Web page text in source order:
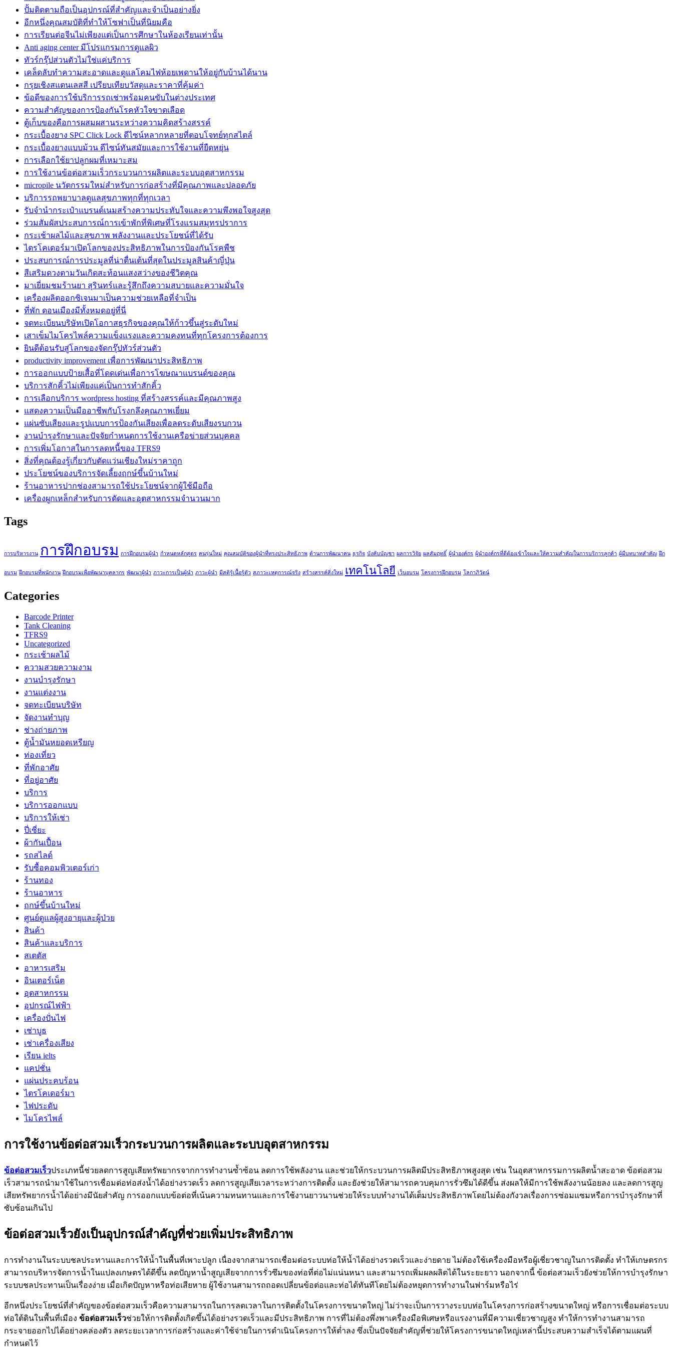
ปั้มติดตามถือเป็นอุปกรณ์ที่สำคัญและจำเป็นอย่างยิ่ง
อีกหนึ่งคุณสมบัติที่ทำให้โซฟาเป็นที่นิยมคือ
การเรียนต่อจีนไม่เพียงแต่เป็นการศึกษาในห้องเรียนเท่านั้น
Anti aging center มีโปรแกรมการดูแลผิว
ทัวร์กรุ๊ปส่วนตัวไม่ใช่แค่บริการ
เคล็ดลับทำความสะอาดและดูแลโคมไฟห้อยเพดานให้อยู่กับบ้านได้นาน
กรุยเชิงสแตนเลสสี เปรียบเทียบวัสดุและราคาที่คุ้มค่า
ข้อดีของการใช้บริการรถเช่าพร้อมคนขับในต่างประเทศ
ความสำคัญของการป้องกันโรคหัวใจขาดเลือด
ตู้เก็บของคือการผสมผสานระหว่างความคิดสร้างสรรค์
กระเบื้องยาง SPC Click Lock ดีไซน์หลากหลายที่ตอบโจทย์ทุกสไตล์
กระเบื้องยางแบบม้วน ดีไซน์ทันสมัยและการใช้งานที่ยืดหยุ่น
การเลือกใช้ยาปลูกผมที่เหมาะสม
การใช้งานข้อต่อสวมเร็วกระบวนการผลิตและระบบอุตสาหกรรม
micropile นวัตกรรมใหม่สำหรับการก่อสร้างที่มีคุณภาพและปลอดภัย
บริการรถพยาบาลดูแลสุขภาพทุกที่ทุกเวลา
รับจำนำกระเป๋าแบรนด์เนมสร้างความประทับใจและความพึงพอใจสูงสุด
ร่วมสัมผัสประสบการณ์การเข้าพักที่พิเศษที่โรงแรมสมุทรปราการ
กระเช้าผลไม้และสุขภาพ พลังงานและประโยชน์ที่ได้รับ
ไตรโคเดอร์มาเปิดโลกของประสิทธิภาพในการป้องกันโรคพืช
ประสบการณ์การประมูลที่น่าตื่นเต้นที่สุดในประมูลสินค้าญี่ปุ่น
สีเสริมดวงตามวันเกิดสะท้อนแสงสว่างของชีวิตคุณ
มาเยี่ยมชมร้านยา สุรินทร์และรู้สึกถึงความสบายและความมั่นใจ
เครื่องผลิตออกซิเจนมาเป็นความช่วยเหลือที่จำเป็น
ที่พัก ดอนเมืองมีทั้งหมดอยู่ที่นี่
จดทะเบียนบริษัทเปิดโอกาสธุรกิจของคุณให้ก้าวขึ้นสู่ระดับใหม่
เสาเข็มไมโครไพล์ความแข็งแรงและความคงทนที่ทุกโครงการต้องการ
ยินดีต้อนรับสู่โลกของจัดกรุ๊ปทัวร์ส่วนตัว
productivity improvement เพื่อการพัฒนาประสิทธิภาพ
การออกแบบป้ายเสื้อที่โดดเด่นเพื่อการโฆษณาแบรนด์ของคุณ
บริการสักคิ้วไม่เพียงแค่เป็นการทำสักคิ้ว
การเลือกบริการ wordpress hosting ที่สร้างสรรค์และมีคุณภาพสูง
แสดงความเป็นมืออาชีพกับโรงกลึงคุณภาพเยี่ยม
แผ่นซับเสียงและรูปแบบการป้องกันเสียงเพื่อลดระดับเสียงรบกวน
งานบำรุงรักษาและปัจจัยกำหนดการใช้งานเครือข่ายส่วนบุคคล
การเพิ่มโอกาสในการลดหนี้ของ TFRS9
สิ่งที่คุณต้องรู้เกี่ยวกับตัดแว่นเชียงใหม่ราคาถูก
ประโยชน์ของบริการจัดเลี้ยงฤกษ์ขึ้นบ้านใหม่
ร้านอาหารปากช่องสามารถใช้ประโยชน์จากผู้ใช้มือถือ
เครื่องผูกเหล็กสำหรับการดัดและอุตสาหกรรมจำนวนมาก
Tags
การบริหารงาน การฝึกอบรม การฝึกอบรมผู้นำ กำหนดหลักสูตร คนรุ่นใหม่ คุณสมบัติของผู้นำที่ทรงประสิทธิภาพ ด้านการพัฒนาคน ธุรกิจ บังคับบัญชา ผลการวิจัย ผลสัมฤทธิ์ ผู้นำองค์กร ผู้นำองค์กรที่ดีต้องเข้าใจและให้ความสำคัญในการบริการลูกค้า ผู้มีบทบาทสำคัญ ฝึก
อบรม ฝึกอบรมที่พนักงาน ฝึกอบรมเพื่อพัฒนาบุคลากร พัฒนาผู้นำ ภาวะการเป็นผู้นำ ภาวะผู้นำ มีสติรู้เนื้อรู้ตัว สภาวะเหตุการณ์จริง สร้างสรรค์สิ่งใหม่ เทคโนโลยี เว็บอบรม โครงการฝึกอบรม โลกาภิวัตน์
Categories
Barcode Printer
Tank Cleaning
TFRS9
Uncategorized
กระเช้าผลไม้
ความสวยความงาม
งานบำรุงรักษา
งานแต่งงาน
จดทะเบียนบริษัท
จัดงานทำบุญ
ช่างถ่ายภาพ
ตู้น้ำมันหยอดเหรียญ
ท่องเที่ยว
ที่พักอาศัย
ที่อยู่อาศัย
บริการ
บริการออกแบบ
บริการให้เช่า
ปี่เซี่ยะ
ผ้ากันเปื้อน
รถสไลด์
รับซื้อคอมพิวเตอร์เก่า
ร้านทอง
ร้านอาหาร
ฤกษ์ขึ้นบ้านใหม่
ศูนย์ดูแลผู้สูงอายุและผู้ป่วย
สินค้า
สินค้าและบริการ
สเตตัส
อาหารเสริม
อินเตอร์เน็ต
อุตสาหกรรม
อุปกรณ์ไฟฟ้า
เครื่องปั่นไฟ
เช่าบูธ
เช่าเครื่องเสียง
เรียน ielts
แคปชั่น
แผ่นประคบร้อน
ไตรโคเดอร์มา
ไฟประดับ
ไมโครไพล์
การใช้งานข้อต่อสวมเร็วกระบวนการผลิตและระบบอุตสาหกรรม
ข้อต่อสวมเร็วประเภทนี้ช่วยลดการสูญเสียทรัพยากรจากการทำงานซ้ำซ้อน ลดการใช้พลังงาน และช่วยให้กระบวนการผลิตมีประสิทธิภาพสูงสุด เช่น ในอุตสาหกรรมการผลิตน้ำสะอาด ข้อต่อสวม
เร็วสามารถนำมาใช้ในการเชื่อมต่อท่อส่งน้ำได้อย่างรวดเร็ว ลดการสูญเสียเวลาระหว่างการติดตั้ง และยังช่วยให้สามารถควบคุมการรั่วซึมได้ดีขึ้น ส่งผลให้มีการใช้พลังงานน้อยลง และลดการสูญ
เสียทรัพยากรน้ำได้อย่างมีนัยสำคัญ การออกแบบข้อต่อที่เน้นความทนทานและการใช้งานยาวนานช่วยให้ระบบทำงานได้เต็มประสิทธิภาพโดยไม่ต้องกังวลเรื่องการซ่อมแซมหรือการบำรุงรักษาที่
ซับซ้อนเกินไป
ข้อต่อสวมเร็วยังเป็นอุปกรณ์สำคัญที่ช่วยเพิ่มประสิทธิภาพ
การทำงานในระบบชลประทานและการให้น้ำในพื้นที่เพาะปลูก เนื่องจากสามารถเชื่อมต่อระบบท่อให้น้ำได้อย่างรวดเร็วและง่ายดาย ไม่ต้องใช้เครื่องมือหรือผู้เชี่ยวชาญในการติดตั้ง ทำให้เกษตรกร
สามารถบริหารจัดการน้ำในแปลงเกษตรได้ดีขึ้น ลดปัญหาน้ำสูญเสียจากการรั่วซึมของท่อที่ต่อไม่แน่นหนา และสามารถเพิ่มผลผลิตได้ในระยะยาว นอกจากนี้ ข้อต่อสวมเร็วยังช่วยให้การบำรุงรักษา
ระบบชลประทานเป็นเรื่องง่าย เมื่อเกิดปัญหาหรือท่อเสียหาย ผู้ใช้งานสามารถถอดเปลี่ยนข้อต่อและท่อได้ทันทีโดยไม่ต้องหยุดการทำงานในฟาร์มหรือไร่
อีกหนึ่งประโยชน์ที่สำคัญของข้อต่อสวมเร็วคือความสามารถในการลดเวลาในการติดตั้งในโครงการขนาดใหญ่ ไม่ว่าจะเป็นการวางระบบท่อในโครงการก่อสร้างขนาดใหญ่ หรือการเชื่อมต่อระบบ
ท่อใต้ดินในพื้นที่เมือง ข้อต่อสวมเร็วช่วยให้การติดตั้งเกิดขึ้นได้อย่างรวดเร็วและมีประสิทธิภาพ การที่ไม่ต้องพึ่งพาเครื่องมือพิเศษหรือแรงงานที่มีความเชี่ยวชาญสูง ทำให้การทำงานสามารถ
กระจายออกไปได้อย่างคล่องตัว ลดระยะเวลาการก่อสร้างและค่าใช้จ่ายในการดำเนินโครงการให้ต่ำลง ซึ่งเป็นปัจจัยสำคัญที่ช่วยให้โครงการขนาดใหญ่เหล่านี้ประสบความสำเร็จได้ตามแผนที่
กำหนดไว้